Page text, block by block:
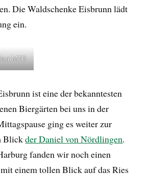
Die Waldschenke Eisbrunn lädt
ein.
MTB
ist eine der bekanntesten
Biergärten bei uns in der
ging es weiter zur
Blickder Daniel von Nördlingen.
fanden wir noch einen
einem tollen Blick auf das Ries